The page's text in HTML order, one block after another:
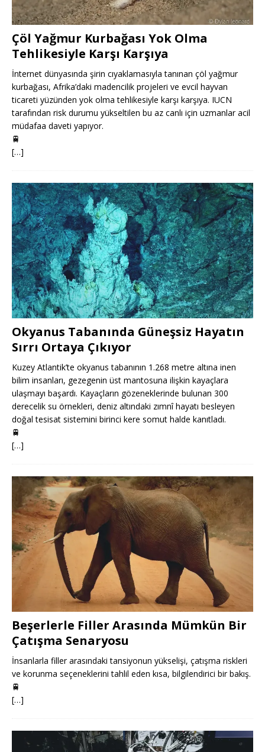
Çöl Yağmur Kurbağası Yok Olma
Tehlikesiyle Karşı Karşıya
İnternet dünyasında şirin cıyaklamasıyla tanınan çöl yağmur
kurbağası, Afrika’daki madencilik projeleri ve evcil hayvan
ticareti yüzünden yok olma tehlikesiyle karşı karşıya. IUCN
tarafından risk durumu yükseltilen bu az canlı için uzmanlar acil
müdafaa daveti yapıyor.
🚆
[…]
Okyanus Tabanında Güneşsiz Hayatın
Sırrı Ortaya Çıkıyor
Kuzey Atlantik’te okyanus tabanının 1.268 metre altına inen
bilim insanları, gezegenin üst mantosuna ilişkin kayaçlara
ulaşmayı başardı. Kayaçların gözeneklerinde bulunan 300
derecelik su örnekleri, deniz altındaki zımnî hayatı besleyen
doğal tesisat sistemini birinci kere somut halde kanıtladı.
🚆
[…]
Beşerlerle Filler Arasında Mümkün Bir
Çatışma Senaryosu
İnsanlarla filler arasındaki tansiyonun yükselişi, çatışma riskleri
ve korunma seçeneklerini tahlil eden kısa, bilgilendirici bir bakış.
🚆
[…]